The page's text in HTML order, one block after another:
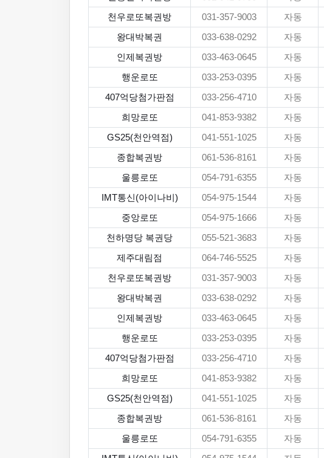
천우로또복권방 031-357-9003 자동
왕대박복권 033-638-0292 자동
인제복권방 033-463-0645 자동
행운로또 033-253-0395 자동
407억당첨가판점 033-256-4710 자동
희망로또 041-853-9382 자동
GS25(천안역점) 041-551-1025 자동
종합복권방 061-536-8161 자동
울릉로또 054-791-6355 자동
IMT통신(아이나비) 054-975-1544 자동
중앙로또 054-975-1666 자동
천하명당 복권당 055-521-3683 자동
제주대림점 064-746-5525 자동
천우로또복권방 031-357-9003 자동
왕대박복권 033-638-0292 자동
인제복권방 033-463-0645 자동
행운로또 033-253-0395 자동
407억당첨가판점 033-256-4710 자동
희망로또 041-853-9382 자동
GS25(천안역점) 041-551-1025 자동
종합복권방 061-536-8161 자동
울릉로또 054-791-6355 자동